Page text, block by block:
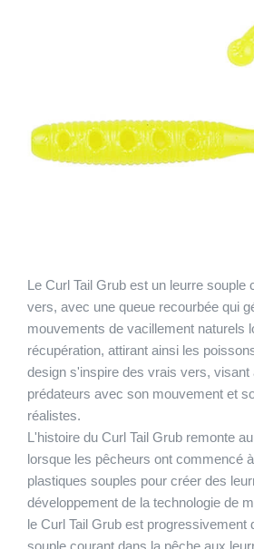
Le Curl Tail Grub est un leurre souple
vers, avec une queue recourbée qui
mouvements de vacillement naturels
récupération, attirant ainsi les
design s'inspire des vrais vers, visant
prédateurs avec son mouvement et
réalistes.
L'histoire du Curl Tail Grub remonte
lorsque les pêcheurs ont commencé
plastiques souples pour créer des
développement de la technologie de
le Curl Tail Grub est progressivement
souple courant dans la pêche aux